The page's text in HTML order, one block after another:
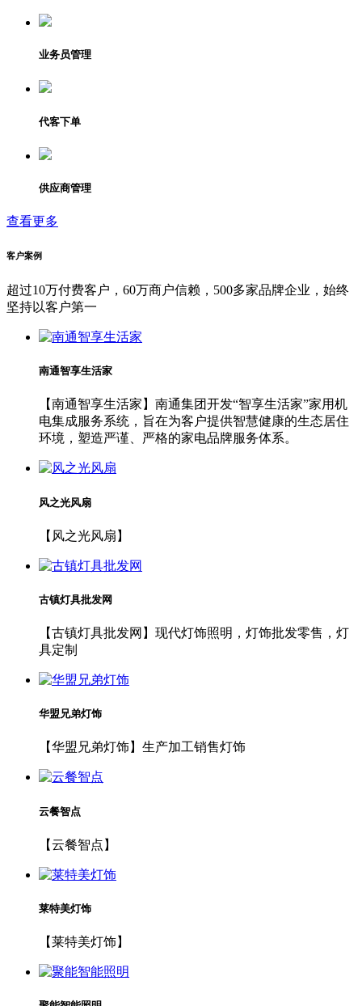
业务员管理
代客下单
供应商管理
查看更多
客户案例
超过10万付费客户，60万商户信赖，500多家品牌企业，始终
坚持以客户第一
南通智享生活家
【南通智享生活家】南通集团开发“智享生活家”家用机
电集成服务系统，旨在为客户提供智慧健康的生态居住
环境，塑造严谨、严格的家电品牌服务体系。
风之光风扇
【风之光风扇】
古镇灯具批发网
【古镇灯具批发网】现代灯饰照明，灯饰批发零售，灯
具定制
华盟兄弟灯饰
【华盟兄弟灯饰】生产加工销售灯饰
云餐智点
【云餐智点】
莱特美灯饰
【莱特美灯饰】